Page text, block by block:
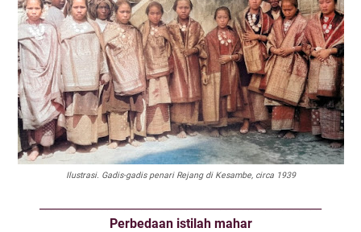
Ilustrasi. Gadis-gadis penari Rejang di Kesambe, circa 1939
Perbedaan istilah mahar